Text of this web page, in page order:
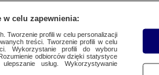
WYŚLIJ MATERIAŁ
w celu zapewnienia:
Tworzenie profili w celu personalizacji
treści. Tworzenie profili w celu
Wykorzystanie profili do wyboru
odbiorców dzięki statystyce
usług. Wykorzystywanie